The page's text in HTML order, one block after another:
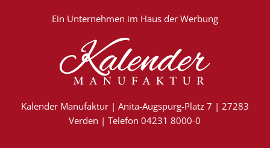
Ein Unternehmen im Haus der Werbung
Kalender Manufaktur | Anita-Augspurg-Platz 7 | 27283
Verden | Telefon 04231 8000-0